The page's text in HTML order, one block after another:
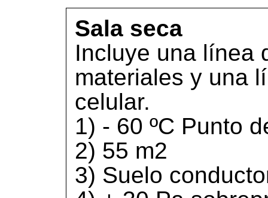
Sala seca
Incluye una línea
materiales y una
celular.
1) - 60 ºC Punto
2) 55 m2
3) Suelo